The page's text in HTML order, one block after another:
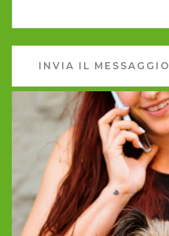
INVIA IL MESSAGGIO